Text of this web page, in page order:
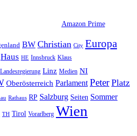
Amazon Prime
BW Christian City Europa
Haus HE Innsbruck Klaus
Landesregierung Linz Medien NI
Oberösterreich Parlament Peter Platz
Rathaus RP Salzburg Seiten Sommer
TH Tirol Vorarlberg Wien